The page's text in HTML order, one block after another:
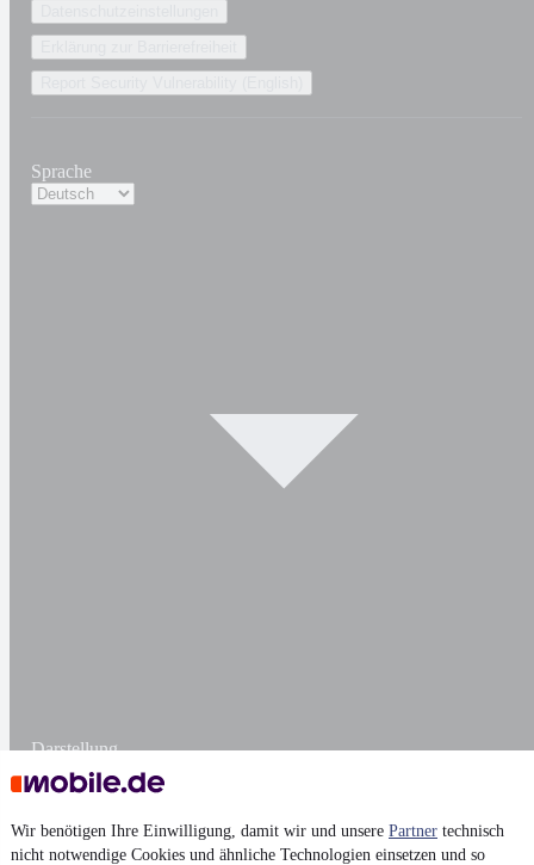
Wir benötigen Ihre Einwilligung, damit wir und unsere Partner technisch
nicht notwendige Cookies und ähnliche Technologien einsetzen und so
Sprache
Darstellung